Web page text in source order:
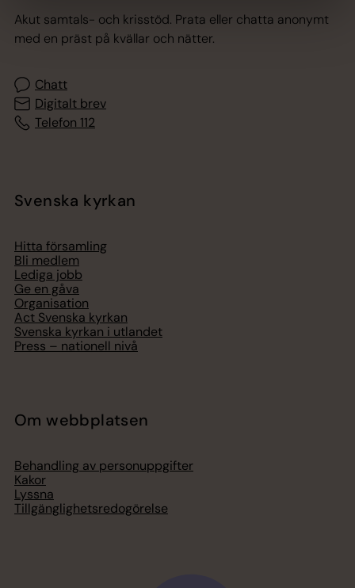
Akut samtals- och krisstöd. Prata eller chatta anonymt
med en präst på kvällar och nätter.
Chatt
Digitalt brev
Telefon 112
Svenska kyrkan
Hitta församling
Bli medlem
Lediga jobb
Ge en gåva
Organisation
Act Svenska kyrkan
Svenska kyrkan i utlandet
Press – nationell nivå
Om webbplatsen
Behandling av personuppgifter
Kakor
Lyssna
Tillgänglighetsredogörelse